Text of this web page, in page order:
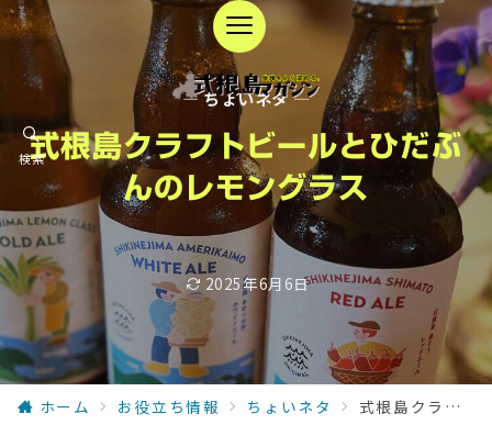
検索
— ちょいネタ —
式根島クラフトビールとひだぶ
んのレモングラス
2025年6月6日
ホーム お役立ち情報 ちょいネタ 式根島クラフトビールとひだぶんのレモングラス